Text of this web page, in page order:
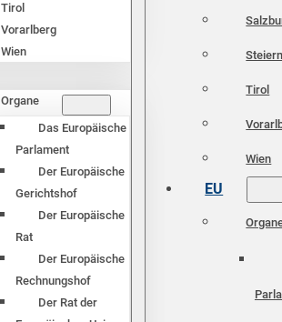
Tirol
Vorarlberg
Wien
Organe
Das Europäische
Parlament
Der Europäische
Gerichtshof
Der Europäische
Rat
Der Europäische
Rechnungshof
Der Rat der
Tirol
Wien
EU